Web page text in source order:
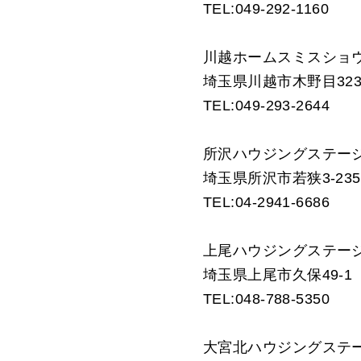
TEL:049-292-1160
川越ホームスミスショ
埼玉県川越市木野目
TEL:049-293-2644
所沢ハウジングステー
埼玉県所沢市若狭3-
TEL:04-2941-6686
上尾ハウジングステー
埼玉県上尾市久保49-1
TEL:048-788-5350
大宮北ハウジングステ